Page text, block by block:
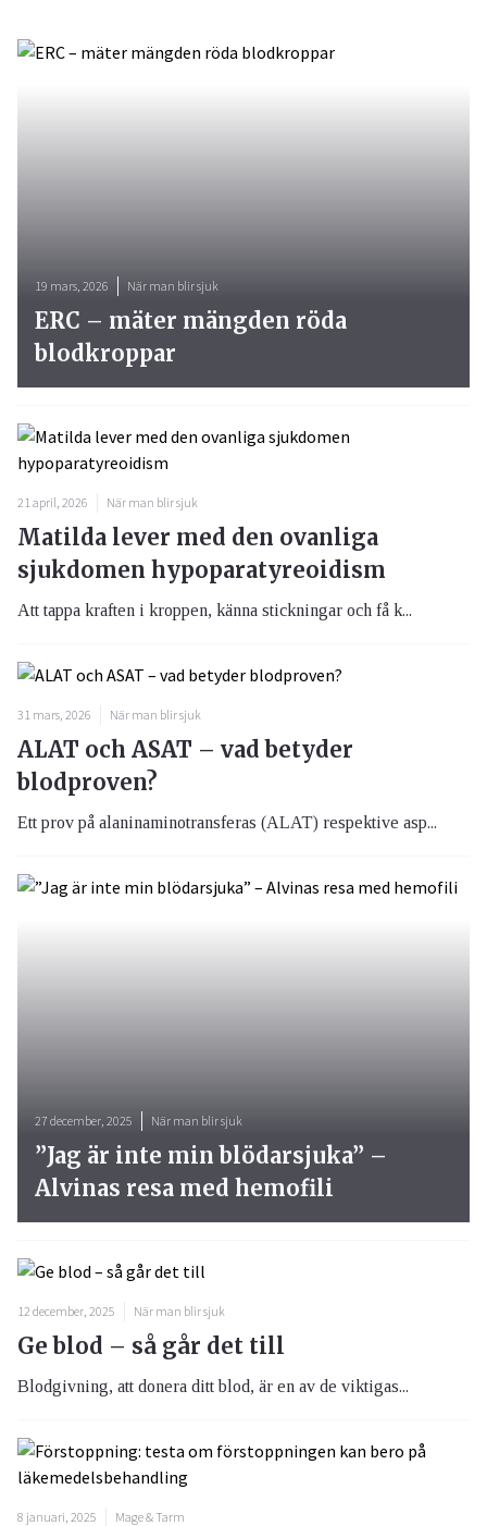
21 april, 2026 När man blir sjuk
Matilda lever med den ovanliga
sjukdomen hypoparatyreoidism
Att tappa kraften i kroppen, känna stickningar och få k...
31 mars, 2026 När man blir sjuk
ALAT och ASAT – vad betyder
blodproven?
Ett prov på alaninaminotransferas (ALAT) respektive asp...
19 mars, 2026 När man blir sjuk
ERC – mäter mängden röda
blodkroppar
27 december, 2025 När man blir sjuk
”Jag är inte min blödarsjuka” –
Alvinas resa med hemofili
12 december, 2025 När man blir sjuk
Ge blod – så går det till
Blodgivning, att donera ditt blod, är en av de viktigas...
8 januari, 2025 Mage & Tarm